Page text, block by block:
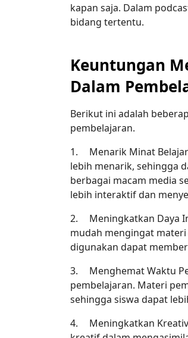
kapan saja. Dalam
bidang tertentu.
Keuntungan
Dalam
Berikut ini adalah
pembelajaran.
1.
Menarik Minat
lebih menarik, sehingga
berbagai macam media
lebih interaktif dan
2.
Meningkatkan Daya
mudah mengingat
digunakan dapat
3.
Menghemat Waktu
pembelajaran. Materi
sehingga siswa dapat
4.
Meningkatkan